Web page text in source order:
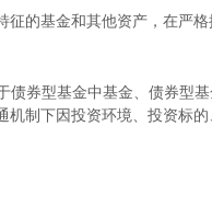
的基金和其他资产，在严
券型基金中基金、债券型
制下因投资环境、投资标